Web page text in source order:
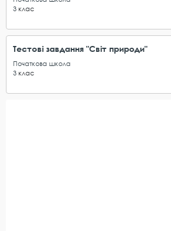
3 клас
Тестові завдання "Світ природи"
Початкова школа
3 клас